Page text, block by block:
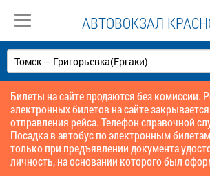
АВТОВОКЗАЛ
Билеты на сайте продаются без комиссии.
электронных билетов на сайте
отправления рейса. Телефон справочной
Посадка в автобус по электронным
только при предъявлении документа
личность, на основании которого был